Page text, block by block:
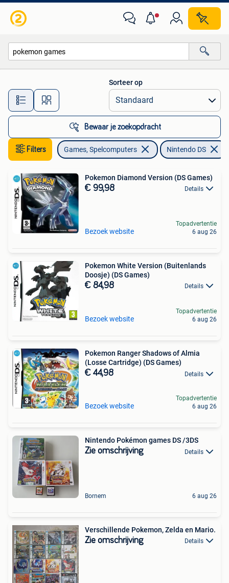
Alle afstanden…
Sorteer op
Bewaar je zoekopdracht
Filters Games, Spelcomputers Nintendo DS
Pokemon Diamond Version (DS Games)
€ 99,98 Details
Bezoek website
Topadvertentie
6 aug 26
Pokemon White Version (Buitenlands
Doosje) (DS Games)
€ 84,98 Details
Bezoek website
Topadvertentie
6 aug 26
Pokemon Ranger Shadows of Almia
(Losse Cartridge) (DS Games)
€ 44,98 Details
Bezoek website
Topadvertentie
6 aug 26
Nintendo Pokémon games DS /3DS
Zie omschrijving Details
Bornem 6 aug 26
Verschillende Pokemon, Zelda en Mario.
Zie omschrijving Details